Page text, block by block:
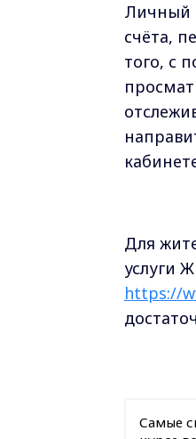
Личный
счёта,
того, с
Для
услуги
https://
Самые